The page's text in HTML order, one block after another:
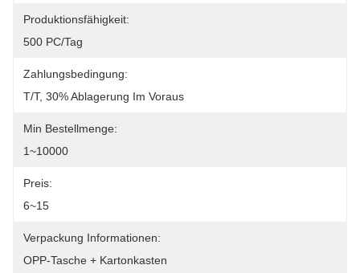
Produktionsfähigkeit:
500 PC/Tag
Zahlungsbedingung:
T/T, 30% Ablagerung Im Voraus
Min Bestellmenge:
1~10000
Preis:
6~15
Verpackung Informationen:
OPP-Tasche + Kartonkasten